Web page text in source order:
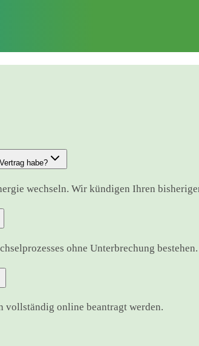
habe?
wechseln. Wir kündigen Ihren
ohne Unterbrechung bestehen.
vollständig online beantragt werden.